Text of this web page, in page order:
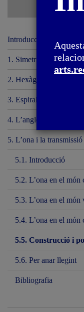
Introducció
1. Simetria circular i
2. Hexàgon i
3. Espirals i hèlix
4. L’angle i la
5. L’ona i la transmissió
5.1. Introducció
5.2. L’ona en el món
5.3. L’ona en el món
5.4. L’ona en el món
5.5. Construcció i
5.6. Per anar llegint
Bibliografia